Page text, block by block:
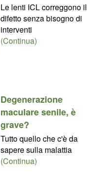
Le lenti ICL correggono il
difetto senza bisogno di
interventi
(Continua)
Degenerazione
maculare senile, è
grave?
Tutto quello che c'è da
sapere sulla malattia
(Continua)